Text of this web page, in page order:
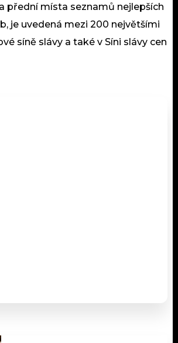
přední místa seznamů nejlepších
je uvedená mezi 200 největšími
síně slávy a také v Síni slávy cen